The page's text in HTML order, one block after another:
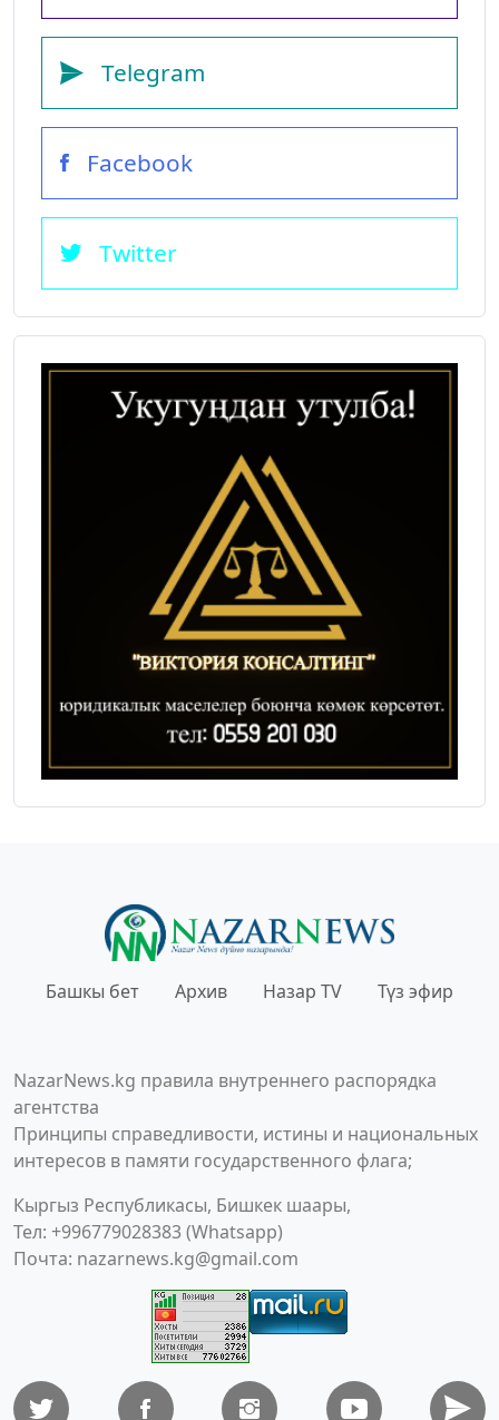
Telegram
Facebook
Twitter
Башкы бет Архив Назар TV Түз эфир
NazarNews.kg правила внутреннего распорядка
агентства
Принципы справедливости, истины и национальных
интересов в памяти государственного флага;
Кыргыз Республикасы, Бишкек шаары,
Тел: +996779028383 (Whatsapp)
Почта: nazarnews.kg@gmail.com